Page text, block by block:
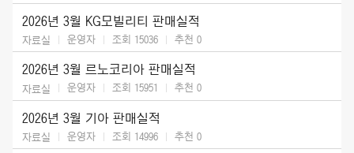
2026년 3월 KG모빌리티 판매실적
자료실 운영자 조회 15036 추천 0
2026년 3월 르노코리아 판매실적
자료실 운영자 조회 15951 추천 0
2026년 3월 기아 판매실적
자료실 운영자 조회 14996 추천 0